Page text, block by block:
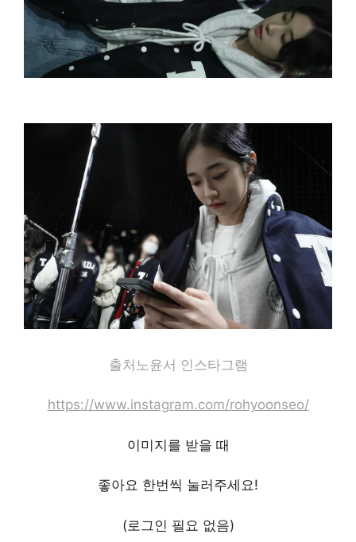
출처노윤서 인스타그램
https://www.instagram.com/rohyoonseo/
이미지를 받을 때
좋아요 한번씩 눌러주세요!
(로그인 필요 없음)